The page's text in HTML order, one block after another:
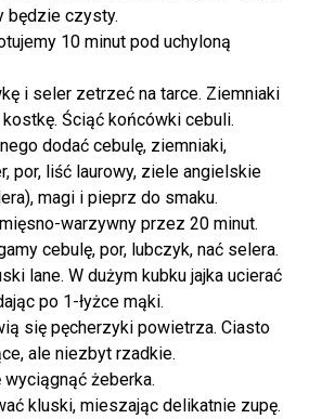
będzie czysty.
10 minut pod uchyloną
i seler zetrzeć na tarce. Ziemniaki
Ściąć końcówki cebuli.
dodać cebulę, ziemniaki,
por, liść laurowy, ziele angielskie
magi i pieprz do smaku.
warzywny przez 20 minut.
cebulę, por, lubczyk, nać selera.
lane. W dużym kubku jajka ucierać
po 1-łyżce mąki.
się pęcherzyki powietrza. Ciasto
ale niezbyt rzadkie.
wyciągnąć żeberka.
kluski, mieszając delikatnie zupę.